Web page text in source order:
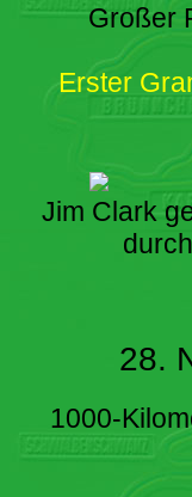
Großer
Erster
Jim Clark
28.
1000-